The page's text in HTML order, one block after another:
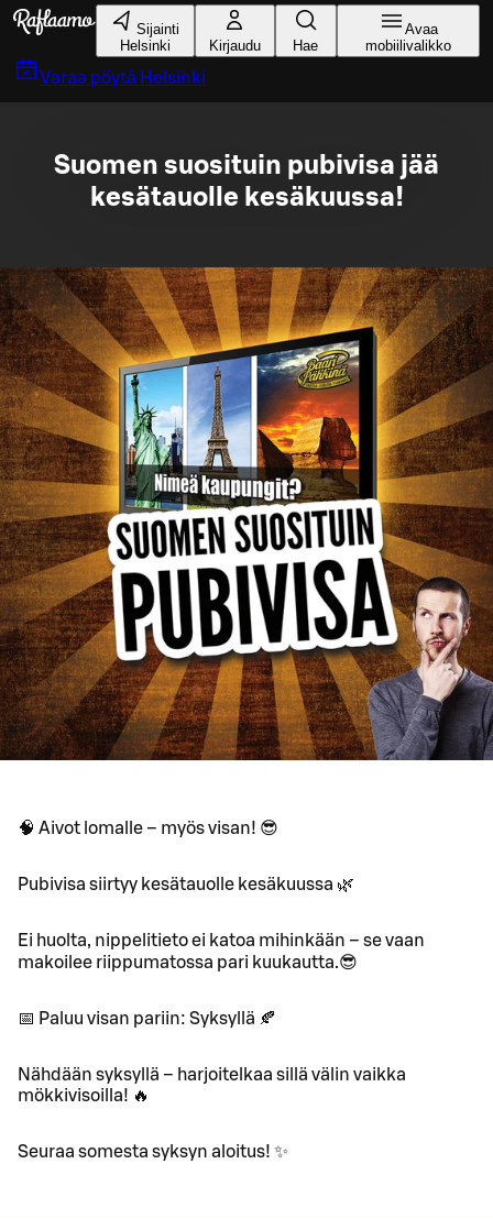
Siirry pääsisältöön
Sijainti
Helsinki
Kirjaudu Hae
Avaa
mobiilivalikko
Varaa pöytä Helsinki
Suomen suosituin pubivisa jää
kesätauolle kesäkuussa!
🧠 Aivot lomalle – myös visan! 😎
Pubivisa siirtyy kesätauolle kesäkuussa 🌿
Ei huolta, nippelitieto ei katoa mihinkään – se vaan
makoilee riippumatossa pari kuukautta.😎
📅 Paluu visan pariin: Syksyllä 🍂
Nähdään syksyllä – harjoitelkaa sillä välin vaikka
mökkivisoilla! 🔥
Seuraa somesta syksyn aloitus! ✨